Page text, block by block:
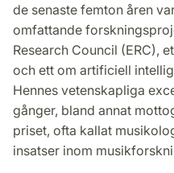
de senaste femton åren
omfattande
Research Council (ERC),
och ett om artificiell
Hennes vetenskapliga
gånger, bland annat
priset, ofta kallat
insatser inom